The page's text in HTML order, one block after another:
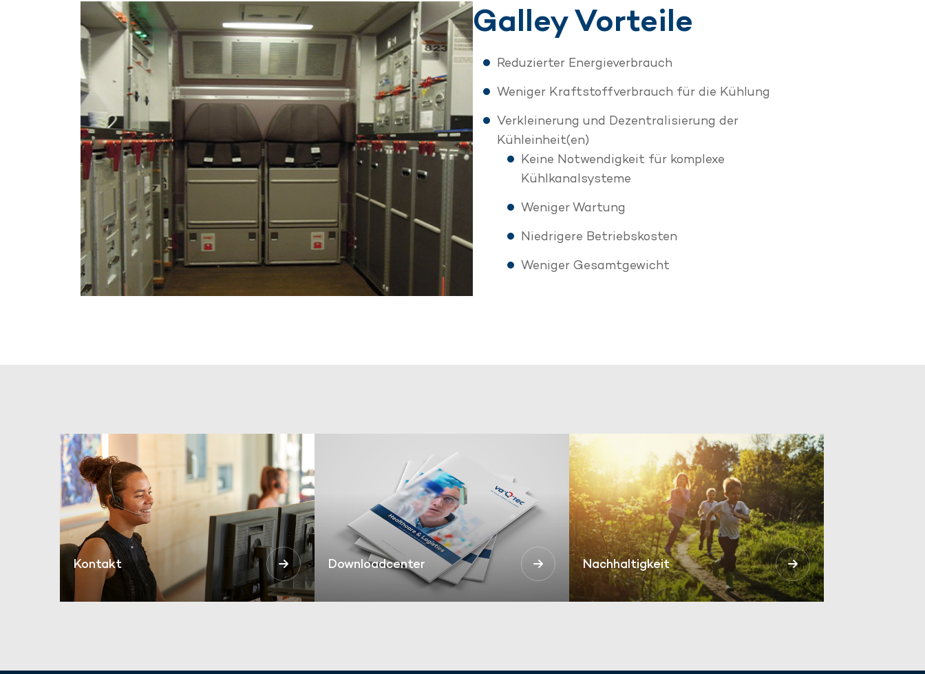
Galley Vorteile
Reduzierter Energieverbrauch
Weniger Kraftstoffverbrauch für die Kühlung
Verkleinerung und Dezentralisierung der
Kühleinheit(en)
Keine Notwendigkeit für komplexe
Kühlkanalsysteme
Weniger Wartung
Niedrigere Betriebskosten
Weniger Gesamtgewicht
Kontakt Downloadcenter Nachhaltigkeit